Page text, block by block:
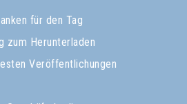
für den Tag
zum Herunterladen
Veröffentlichungen